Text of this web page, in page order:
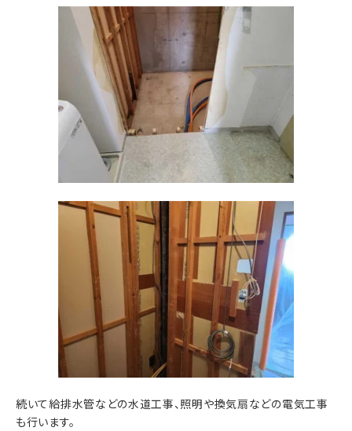
続いて給排水管などの水道工事、照明や換気扇などの電気工事
も行います。